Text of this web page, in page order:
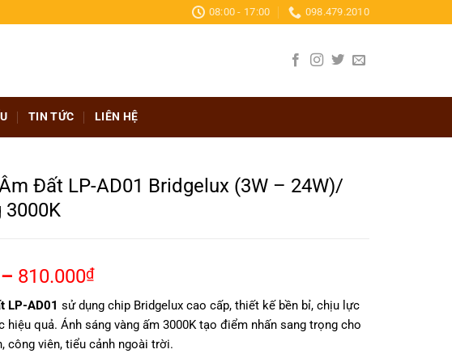
08:00 - 17:00 098.479.2010
TIN TỨC LIÊN HỆ
Đất LP-AD01 Bridgelux (3W – 24W)/
3000K
810.000₫
LP-AD01 sử dụng chip Bridgelux cao cấp, thiết kế bền bỉ, chịu lực
hiệu quả. Ánh sáng vàng ấm 3000K tạo điểm nhấn sang trọng cho
công viên, tiểu cảnh ngoài trời.